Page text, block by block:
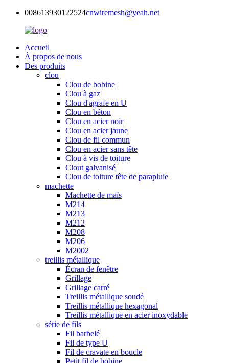
008613930122524cnwiremesh@yeah.net
Accueil
À propos de nous
Des produits
clou
Clou de bobine
Clou à gaz
Clou d'agrafe en U
Clou en béton
Clou en acier noir
Clou en acier jaune
Clou de fil commun
Clou en acier sans tête
Clou à vis de toiture
Clout galvanisé
Clou de toiture tête de parapluie
machette
Machette de maïs
M214
M213
M212
M208
M206
M2002
treillis métallique
Écran de fenêtre
Grillage
Grillage carré
Treillis métallique soudé
Treillis métallique hexagonal
Treillis métallique en acier inoxydable
série de fils
Fil barbelé
Fil de type U
Fil de cravate en boucle
Petit fil de bobine